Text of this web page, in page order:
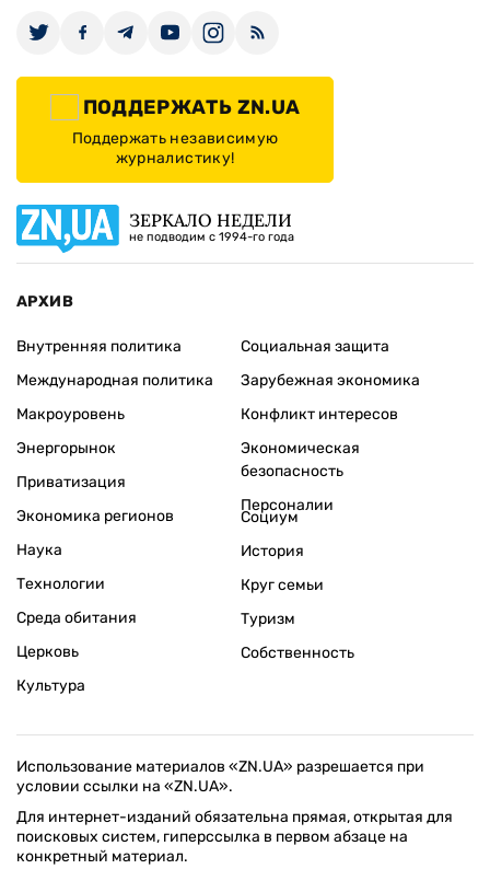
ПОДДЕРЖАТЬ ZN.UA
Поддержать независимую
журналистику!
ЗЕРКАЛО НЕДЕЛИ
не подводим с 1994-го года
АРХИВ
Внутренняя политика
Международная политика
Макроуровень
Энергорынок
Приватизация
Экономика регионов
Социальная защита
Зарубежная экономика
Конфликт интересов
Экономическая
безопасность
Персоналии
Наука
Технологии
Среда обитания
Церковь
Культура
Социум
История
Круг семьи
Туризм
Собственность
Использование материалов «ZN.UA» разрешается при
условии ссылки на «ZN.UA».
Для интернет-изданий обязательна прямая, открытая для
поисковых систем, гиперссылка в первом абзаце на
конкретный материал.